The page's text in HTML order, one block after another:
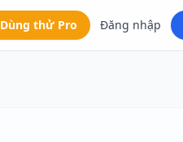
Dùng thử Pro Đăng nhập